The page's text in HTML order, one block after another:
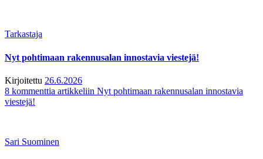
Tarkastaja
Nyt pohtimaan rakennusalan innostavia viestejä!
Kirjoitettu 26.6.2026
8 kommenttia artikkeliin Nyt pohtimaan rakennusalan innostavia
viestejä!
Sari Suominen